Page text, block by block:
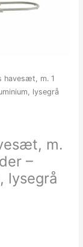
havesæt, m. 1
lysegrå
m.
–
lysegrå